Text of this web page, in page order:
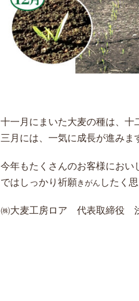
十一月にまいた大麦の種は、十
三月には、一気に成長が進みま
今年もたくさんのお客様におい
ではしっかり祈願きがん したく
㈱大麦工房ロア 代表取締役